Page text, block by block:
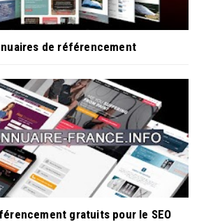
de référencement
gratuits pour le SEO